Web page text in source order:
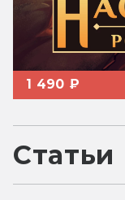
1 490 ₽
Статьи